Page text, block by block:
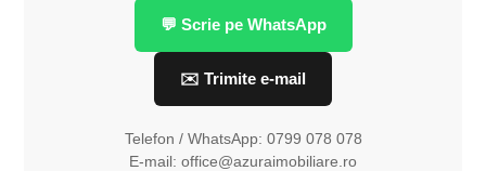
💬 Scrie pe WhatsApp
✉️ Trimite e-mail
Telefon / WhatsApp: 0799 078 078
E-mail: office@azuraimobiliare.ro